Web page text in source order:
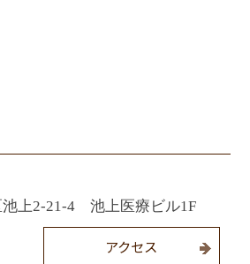
池上2-21-4 池上医療ビル1F
アクセス